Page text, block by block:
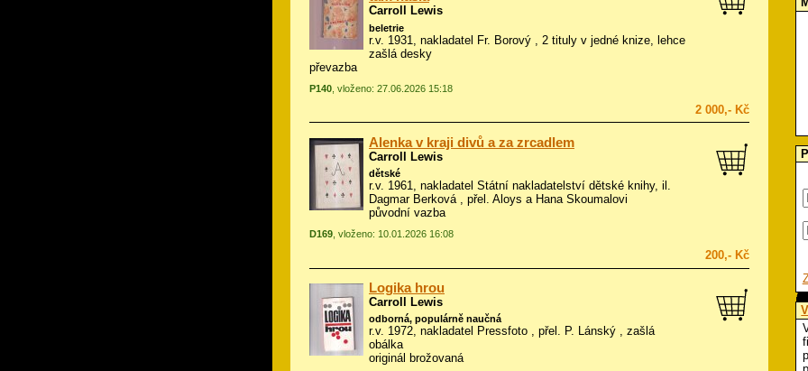
Carroll Lewis
beletrie
r.v. 1931, nakladatel Fr. Borový , 2 tituly v jedné knize, lehce
zašlá desky
převazba
P140 , vloženo: 27.06.2026 15:18
2 000,- Kč
Alenka v kraji divů a za zrcadlem
Carroll Lewis
dětské
r.v. 1961, nakladatel Státní nakladatelství dětské knihy, il.
Dagmar Berková , přel. Aloys a Hana Skoumalovi
původní vazba
D169 , vloženo: 10.01.2026 16:08
200,- Kč
Logika hrou
Carroll Lewis
odborná, populárně naučná
r.v. 1972, nakladatel Pressfoto , přel. P. Lánský , zašlá
obálka
originál brožovaná